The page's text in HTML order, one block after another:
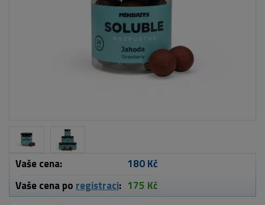
Vaše cena:
180 Kč
Vaše cena po registraci: 175 Kč